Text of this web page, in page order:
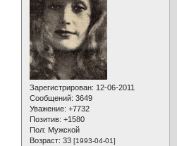
Зарегистрирован: 12-06-2011
Сообщений: 3649
Уважение: +7732
Позитив: +1580
Пол: Мужской
Возраст: 33 [1993-04-01]